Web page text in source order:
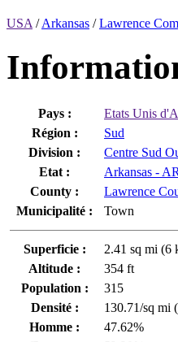
USA /Arkansas /Lawrence
Pays :
Etats Unis
Région :
Sud
Division :
Centre Sud
Etat :
Arkansas - AR
County :
Lawrence
Municipalité :
Town
Superficie :
2.41 sq mi (6
Altitude :
354 ft
Population :
315
Densité :
130.71/sq mi
Homme :
47.62%